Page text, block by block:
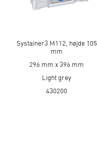
Systainer3 M112, højde 105
mm
296 mm x 396 mm
Light grey
430200